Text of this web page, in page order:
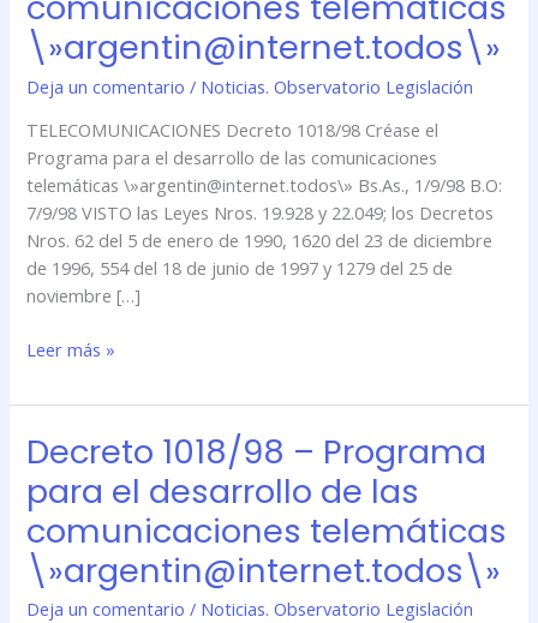
\»argentin@internet.todos\»
Deja un comentario / Noticias. Observatorio Legislación
TELECOMUNICACIONES Decreto 1018/98 Créase el
Programa para el desarrollo de las comunicaciones
telemáticas \»argentin@internet.todos\» Bs.As., 1/9/98 B.O:
7/9/98 VISTO las Leyes Nros. 19.928 y 22.049; los Decretos
Nros. 62 del 5 de enero de 1990, 1620 del 23 de diciembre
de 1996, 554 del 18 de junio de 1997 y 1279 del 25 de
noviembre […]
para
el
desarrollo
las
comunicaciones
telemáticas
\»argentin@internet.todos\»
Leer más »
Decreto 1018/98 – Programa
para el desarrollo de las
comunicaciones telemáticas
\»argentin@internet.todos\»
Deja un comentario / Noticias. Observatorio Legislación
Decreto
1018/98
–
Programa
para
el
desarrollo